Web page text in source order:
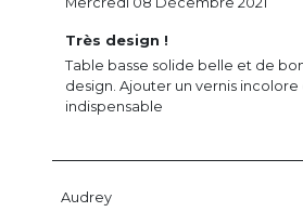
Très design !
Table basse solide belle et de
design. Ajouter un vernis incolore
indispensable
Audrey